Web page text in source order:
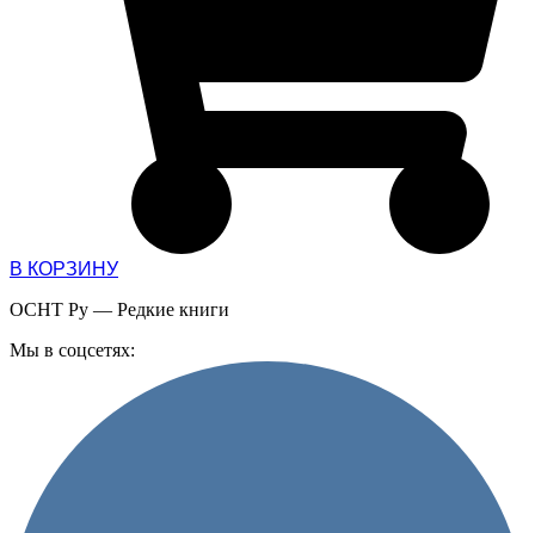
В КОРЗИНУ
ОСНТ Ру — Редкие книги
Мы в соцсетях: